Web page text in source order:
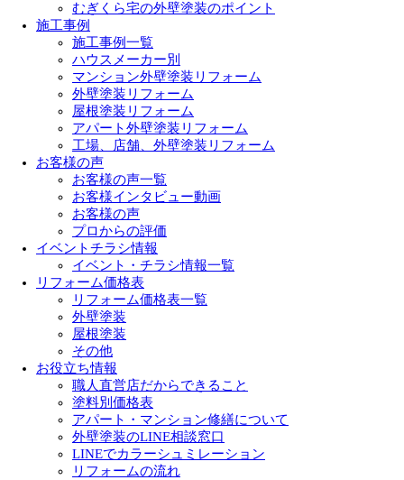
むぎくら宅の外壁塗装のポイント
施工事例
施工事例一覧
ハウスメーカー別
マンション外壁塗装リフォーム
外壁塗装リフォーム
屋根塗装リフォーム
アパート外壁塗装リフォーム
工場、店舗、外壁塗装リフォーム
お客様の声
お客様の声一覧
お客様インタビュー動画
お客様の声
プロからの評価
イベントチラシ情報
イベント・チラシ情報一覧
リフォーム価格表
リフォーム価格表一覧
外壁塗装
屋根塗装
その他
お役立ち情報
職人直営店だからできること
塗料別価格表
アパート・マンション修繕について
外壁塗装のLINE相談窓口
LINEでカラーシュミレーション
リフォームの流れ